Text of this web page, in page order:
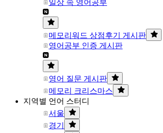
일상 속 영어공부
메모리워드 상점후기 게시판
영어공부 인증 게시판
영어 질문 게시판
메모리 크리스마스
지역별 언어 스터디
서울
경기